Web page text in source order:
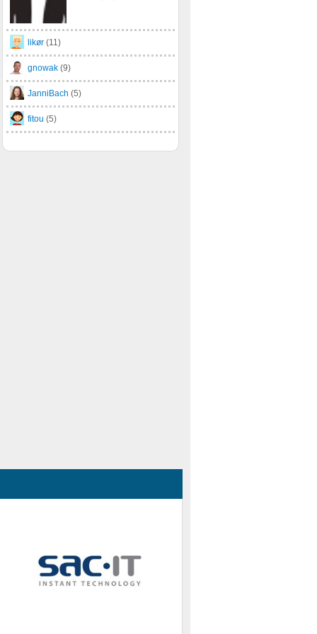
likør (11)
gnowak (9)
JanniBach (5)
fitou (5)